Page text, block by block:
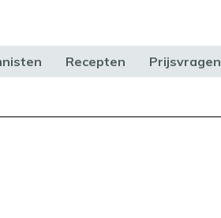
Recepten Prijsvragen